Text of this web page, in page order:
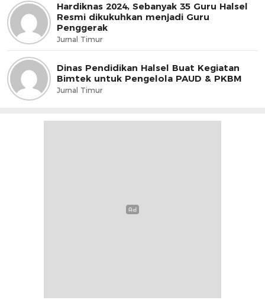
Hardiknas 2024, Sebanyak 35 Guru Halsel
Resmi dikukuhkan menjadi Guru
Penggerak
Jurnal Timur
Dinas Pendidikan Halsel Buat Kegiatan
Bimtek untuk Pengelola PAUD & PKBM
Jurnal Timur